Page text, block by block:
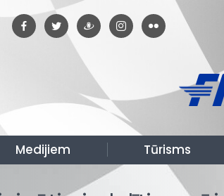
Medijiem Tūrisms